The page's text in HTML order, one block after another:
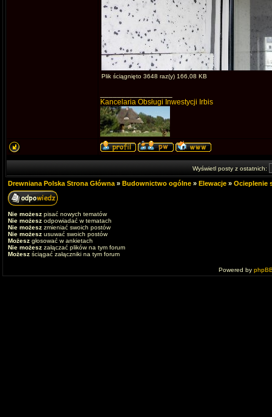
Plik ściągnięto 3648 raz(y) 166,08 KB
Kancelaria Obsługi Inwestycji Irbis
Wyświetl posty z ostatnich:
Drewniana Polska Strona Główna » Budownictwo ogólne » Elewacje » Ocieplenie
Nie możesz pisać nowych tematów
Nie możesz odpowiadać w tematach
Nie możesz zmieniać swoich postów
Nie możesz usuwać swoich postów
Możesz głosować w ankietach
Nie możesz załączać plików na tym forum
Możesz ściągać załączniki na tym forum
Powered by